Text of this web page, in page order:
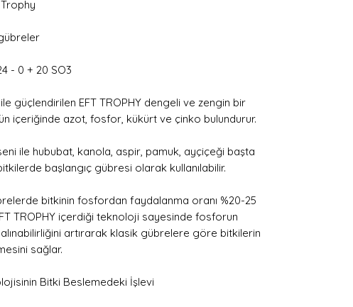
- 0 + 20 SO3
güçlendirilen EFT TROPHY dengeli ve zengin bir
içeriğinde azot, fosfor, kükürt ve çinko bulundurur.
ile hububat, kanola, aspir, pamuk, ayçiçeği başta
başlangıç gübresi olarak kullanılabilir.
bitkinin fosfordan faydalanma oranı %20-25
TROPHY içerdiği teknoloji sayesinde fosforun
artırarak klasik gübrelere göre bitkilerin
sağlar.
Bitki Beslemedeki İşlevi